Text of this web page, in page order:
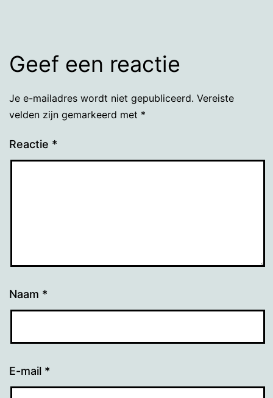
Geef een reactie
Je e-mailadres wordt niet gepubliceerd. Vereiste
velden zijn gemarkeerd met *
Reactie *
Naam *
E-mail *